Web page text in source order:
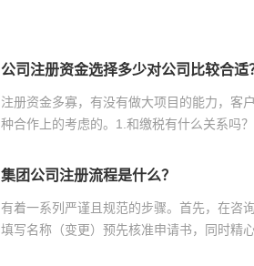
公司注册资金选择多少对公司比较合适
注册资金多寡，有没有做大项目的能力，客
种合作上的考虑的。1.和缴税有什么关系吗？
集团公司注册流程是什么？
有着一系列严谨且规范的步骤。首先，在咨
填写名称（变更）预先核准申请书，同时精